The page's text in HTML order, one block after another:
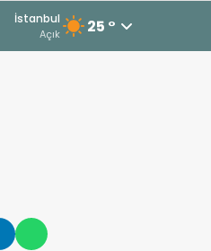
İstanbul
Açık 25 °